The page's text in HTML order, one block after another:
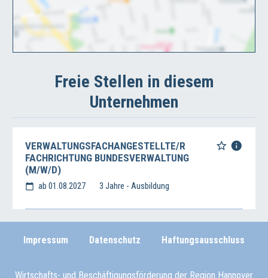
Freie Stellen in diesem
Unternehmen
VERWALTUNGSFACHANGESTELLTE/R
FACHRICHTUNG BUNDESVERWALTUNG
(M/W/D)
ab 01.08.2027 3 Jahre - Ausbildung
Impressum Datenschutz Haftungsausschluss
Wirtschafts- und Beschäftigungsförderung der Region Hannover